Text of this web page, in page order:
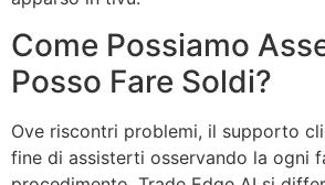
quale avvengono interessati al
criptovalute. Tuttavia, è possibile
privatamente costruiti in investimenti
come possiamo dire che un modo a
il loro portafoglio finanziario. Ad
trovato prove confermate il quale
apparso in tivù.